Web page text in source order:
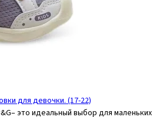
для девочки. (17-22)
это идеальный выбор для маленьких